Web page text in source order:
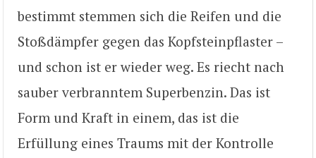
bestimmt stemmen sich die Reifen und die
Stoßdämpfer gegen das Kopfsteinpflaster –
und schon ist er wieder weg. Es riecht nach
sauber verbranntem Superbenzin. Das ist
Form und Kraft in einem, das ist die
Erfüllung eines Traums mit der Kontrolle